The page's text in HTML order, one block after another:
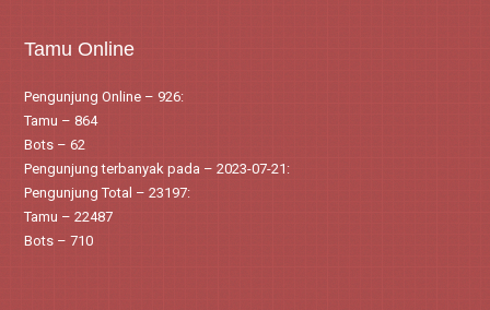
Tamu Online
Pengunjung Online – 926:
Tamu – 864
Bots – 62
Pengunjung terbanyak pada – 2023-07-21:
Pengunjung Total – 23197:
Tamu – 22487
Bots – 710